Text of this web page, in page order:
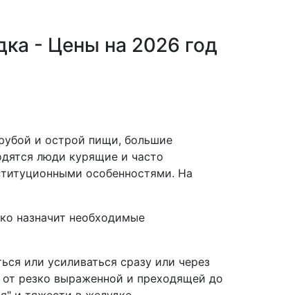
- Цены на 2026 год
и острой пищи, большие
люди курящие и часто
особенностями. На
назначит необходимые
или усиливаться сразу или через
от резко выраженной и преходящей до